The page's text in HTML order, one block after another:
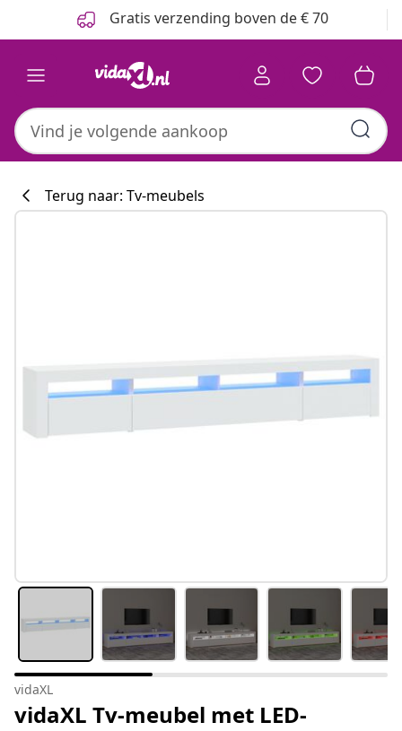
Gratis verzending boven de € 70
Terug naar: Tv-meubels
vidaXL
vidaXL Tv-meubel met LED-